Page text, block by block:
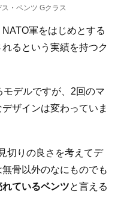
・ベンツ Gクラス
軍をはじめとする
るという実績を持つク
デルですが、2回のマ
ザインは変わっていま
切りの良さを考えてデ
骨以外のなにものでも
れているベンツと言える